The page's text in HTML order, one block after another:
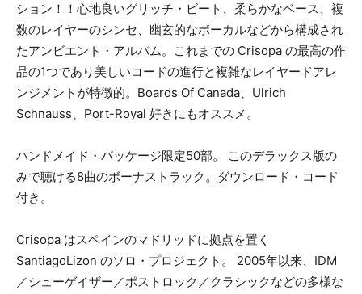
フォーマット
レコード
CD
その他
ション！！心地良いグリッチ・ビート、柔らかなベース、複
数のレイヤーのシンセ、幽玄的なボーカルなどから構成され
たアンビエント・アルバム。これまでの Crisopa の最高の作
品の1つであり美しいコードの進行と複雑なレイヤードアレ
ンジメントが特徴的。Boards Of Canada、Ulrich
Schnauss、Port-Royal 好きにもオススメ。
ハンドメイド・パッケージ限定50部。 このデラックス版の
みで聴ける8曲のボーナストラック。ダウンロード・コード
付き。
Crisopa はスペインのマドリッドに拠点を置く
SantiagoLizon のソロ・プロジェクト。 2005年以来、IDM
／シューゲイザー／ポストロック／クラシックなどの多様な